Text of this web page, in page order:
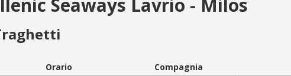
Seaways Lavrio - Milos
Orario Compagnia